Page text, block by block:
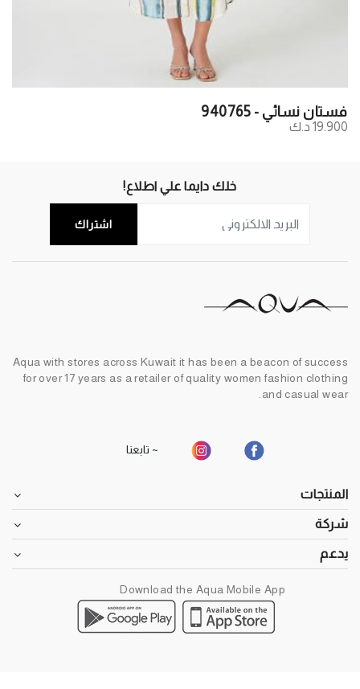
فستان نسائي - 940765
19.900 د.ك
خلك دايما علي اطلاع!
اشتراك
Aqua with stores across Kuwait it has been a beacon of success
for over 17 years as a retailer of quality women fashion clothing
and casual wear.
~ تابعنا
المنتجات
شركة
يدعم
Download the Aqua Mobile App